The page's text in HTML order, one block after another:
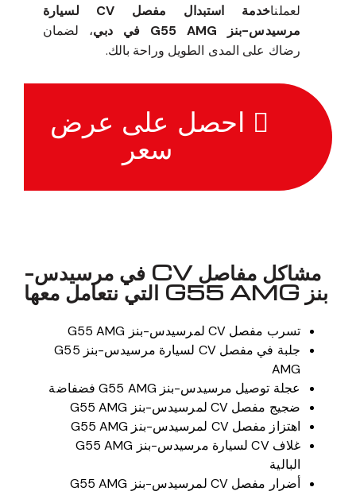
لعملنا
خدمة استبدال مفصل CV لسيارة
مرسيدس-بنز G55 AMG في دبي
، لضمان
رضاك على المدى الطويل وراحة بالك.
احصل على عرض
سعر
مشاكل مفاصل CV في مرسيدس-
بنز G55 AMG التي نتعامل معها
تسرب مفصل CV لمرسيدس-بنز G55 AMG
جلبة في مفصل CV لسيارة مرسيدس-بنز G55
AMG
عجلة توصيل مرسيدس-بنز G55 AMG فضفاضة
ضجيج مفصل CV لمرسيدس-بنز G55 AMG
اهتزاز مفصل CV لمرسيدس-بنز G55 AMG
غلاف CV لسيارة مرسيدس-بنز G55 AMG
البالية
أضرار مفصل CV لمرسيدس-بنز G55 AMG